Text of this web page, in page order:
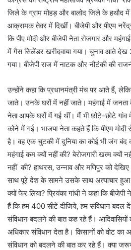
जिले के ग्राम मोहड़ और बालोद जिले के हथौद में
आक्रामक तेवर में दिखीं। बीजेपी और पीएम
कि पीए मोदी और बीजेपी नेता रोजगार और
में गैस सिलेंडर खरीदवाया गया। चुनाव आते देख
गया। बीजेपी राज में नाटक और नौटंकी की
उन्होंने कहा कि प्रधानमंत्री मंच पर आते हैं,
जाते। उनके घरों में नहीं जाते। महंगाई में जनता
नेता आपके घरों में गई थीं। मैं भी छोटे-छोटे गांव
कोने में गई। भाजपा नेता कहते हैं कि पीएम मोदी
है। वह एक चुटकी में दुनिया का कोई भी जंग
महंगाई कम क्यों नहीं की? बेरोजगारी खत्म क्यों
नहीं की? हाथरस, उन्नाव और मणिपुर को
साथ पूरे देश के सामने उसके साथ अत्याचार
क्यों फेर लिया? प्रियंका गांधी ने कहा कि
हैं कि हम 400 सीटें दीजिये, हम संविधान बदल
संविधान बदलने की बात कह रहे हैं।
अधिकार संविधान देता है। किसानों को वोट का
संविधान को बदलने की बात कर रहे हैं। क्या